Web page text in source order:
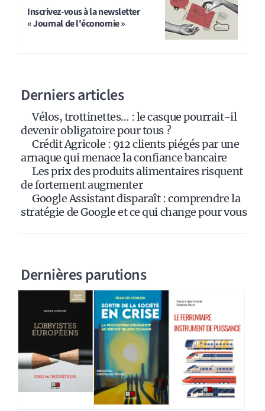
Inscrivez-vous à la newsletter
« Journal de l'économie »
Derniers articles
Vélos, trottinettes… : le casque pourrait-il
devenir obligatoire pour tous ?
Crédit Agricole : 912 clients piégés par une
arnaque qui menace la confiance bancaire
Les prix des produits alimentaires risquent
de fortement augmenter
Google Assistant disparaît : comprendre la
stratégie de Google et ce qui change pour vous
Dernières parutions